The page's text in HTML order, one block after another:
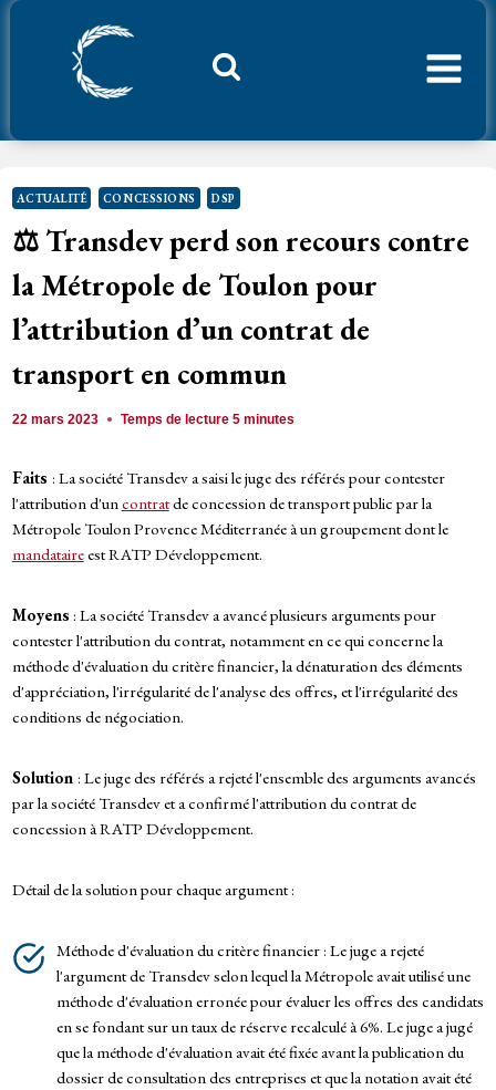
Aller
ACTUALITÉ CONCESSIONS DSP
⚖️ Transdev perd son recours contre
la Métropole de Toulon pour
l’attribution d’un contrat de
transport en commun
22 mars 2023 Temps de lecture5 minutes
Faits : La société Transdev a saisi le juge des référés pour contester
l'attribution d'uncontratde concession de transport public par la
Métropole Toulon Provence Méditerranée à un groupement dont le
mandataireest RATP Développement.
Moyens : La société Transdev a avancé plusieurs arguments pour
contester l'attribution du contrat, notamment en ce qui concerne la
méthode d'évaluation du critère financier, la dénaturation des éléments
d'appréciation, l'irrégularité de l'analyse des offres, et l'irrégularité des
conditions de négociation.
Solution : Le juge des référés a rejeté l'ensemble des arguments avancés
par la société Transdev et a confirmé l'attribution du contrat de
concession à RATP Développement.
Détail de la solution pour chaque argument :
Méthode d'évaluation du critère financier : Le juge a rejeté
l'argument de Transdev selon lequel la Métropole avait utilisé une
méthode d'évaluation erronée pour évaluer les offres des candidats
en se fondant sur un taux de réserve recalculé à 6%. Le juge a jugé
que la méthode d'évaluation avait été fixée avant la publication du
dossier de consultation des entreprises et que la notation avait été